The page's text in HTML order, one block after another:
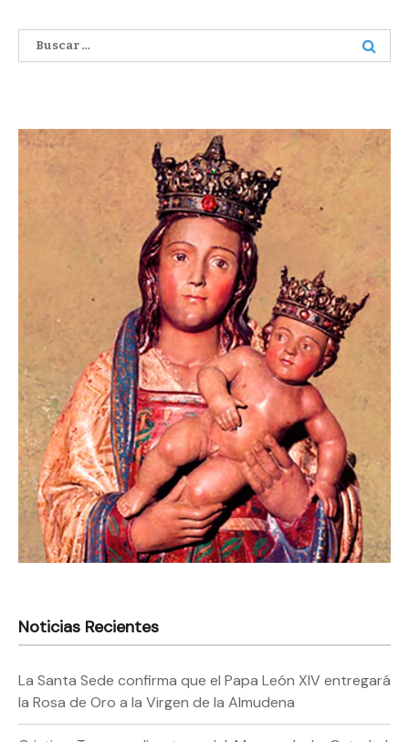
Buscar:
Noticias Recientes
La Santa Sede confirma que el Papa León XIV entregará
la Rosa de Oro a la Virgen de la Almudena